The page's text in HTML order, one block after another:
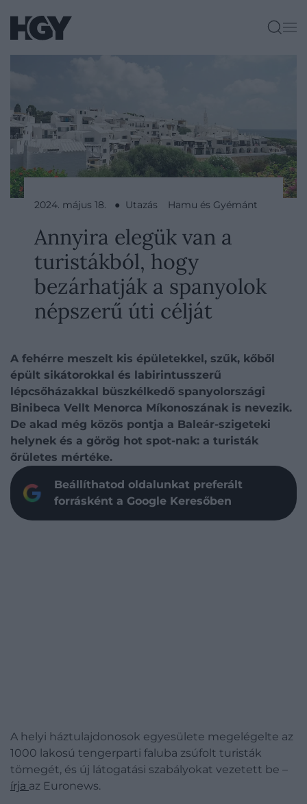
2024. május 18. ● Utazás Hamu és Gyémánt
Annyira elegük van a
turistákból, hogy
bezárhatják a spanyolok
népszerű úti célját
A fehérre meszelt kis épületekkel, szűk, kőből
épült sikátorokkal és labirintusszerű
lépcsőházakkal büszkélkedő spanyolországi
Binibeca Vellt Menorca Míkonoszának is nevezik.
De akad még közös pontja a Baleár-szigeteki
helynek és a görög hot spot-nak: a turisták
őrületes mértéke.
Beállíthatod oldalunkat preferált
forrásként a Google Keresőben
A helyi háztulajdonosok egyesülete megelégelte az
1000 lakosú tengerparti faluba zsúfolt turisták
tömegét, és új látogatási szabályokat vezetett be –
írja az Euronews.